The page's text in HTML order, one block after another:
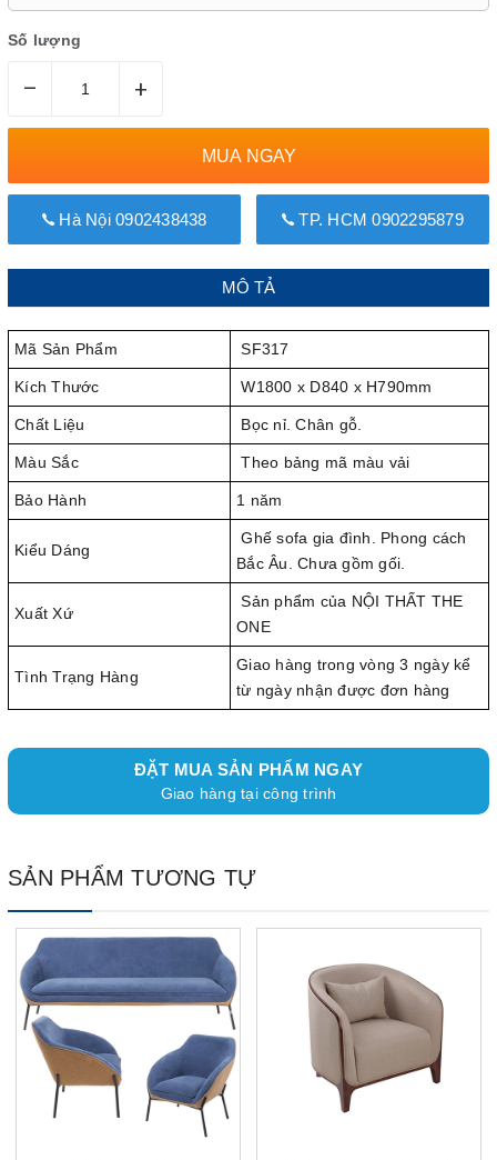
Số lượng
– +
MUA NGAY
Hà Nội 0902438438 TP. HCM 0902295879
MÔ TẢ
Mã Sản Phẩm SF317
Kích Thước W1800 x D840 x H790mm
Chất Liệu Bọc nỉ. Chân gỗ.
Màu Sắc Theo bảng mã màu vải
Bảo Hành 1 năm
Kiểu Dáng
Ghế sofa gia đình. Phong cách
Bắc Âu. Chưa gồm gối.
Xuất Xứ
Sản phẩm của NỘI THẤT THE
ONE
Tình Trạng Hàng
Giao hàng trong vòng 3 ngày kể
từ ngày nhận được đơn hàng
ĐẶT MUA SẢN PHẨM NGAY
Giao hàng tại công trình
SẢN PHẨM TƯƠNG TỰ